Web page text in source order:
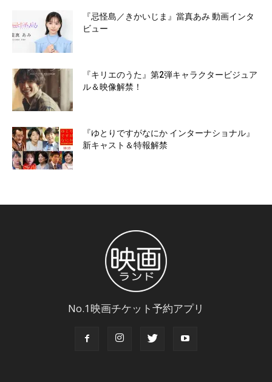
『忌怪島／きかいじま』當真あみ 動画インタ
ビュー
『キリエのうた』第2弾キャラクタービジュア
ル＆映像解禁！
『ゆとりですがなにか インターナショナル』
新キャスト＆特報解禁
No.1映画チケット予約アプリ